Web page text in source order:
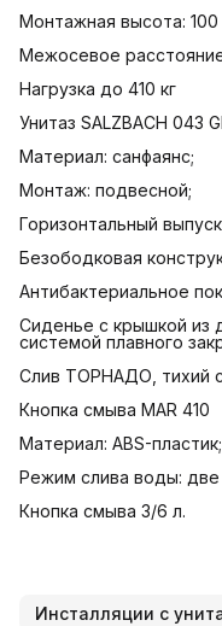
Монтажная высота: 100
Межосевое
Нагрузка до 410 кг
Унитаз SALZBACH 043
Материал: санфаянс;
Монтаж: подвесной;
Горизонтальный
Безободковая
Антибактериальное
Cиденье с крышкой из
системой плавного
Слив ТОРНАДО, тихий
Кнопка смыва MAR 410
Материал: ABS-пластик;
Режим слива воды: две
Кнопка смыва 3/6 л.
Инсталляции с